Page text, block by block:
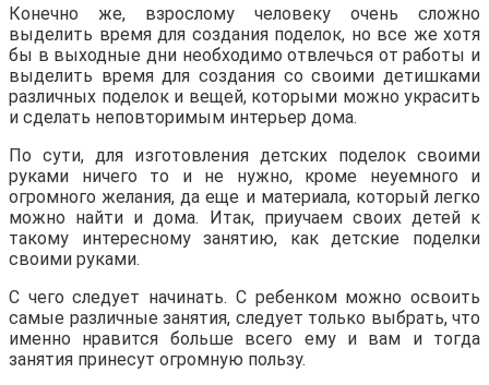
Конечно же, взрослому человеку очень сложно
выделить время для создания поделок, но все же хотя
бы в выходные дни необходимо отвлечься от работы и
выделить время для создания со своими детишками
различных поделок и вещей, которыми можно украсить
и сделать неповторимым интерьер дома.
По сути, для изготовления детских поделок своими
руками ничего то и не нужно, кроме неуемного и
огромного желания, да еще и материала, который легко
можно найти и дома. Итак, приучаем своих детей к
такому интересному занятию, как детские поделки
своими руками.
С чего следует начинать. С ребенком можно освоить
самые различные занятия, следует только выбрать, что
именно нравится больше всего ему и вам и тогда
занятия принесут огромную пользу.